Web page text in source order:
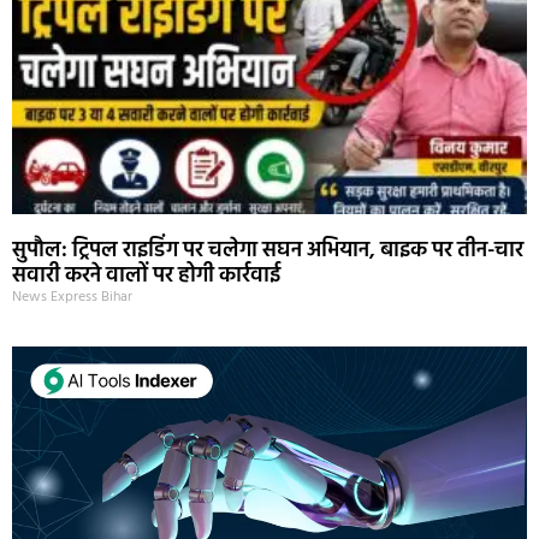
सुपौल: ट्रिपल राइडिंग पर चलेगा सघन अभियान, बाइक पर तीन-चार
सवारी करने वालों पर होगी कार्रवाई
News Express Bihar